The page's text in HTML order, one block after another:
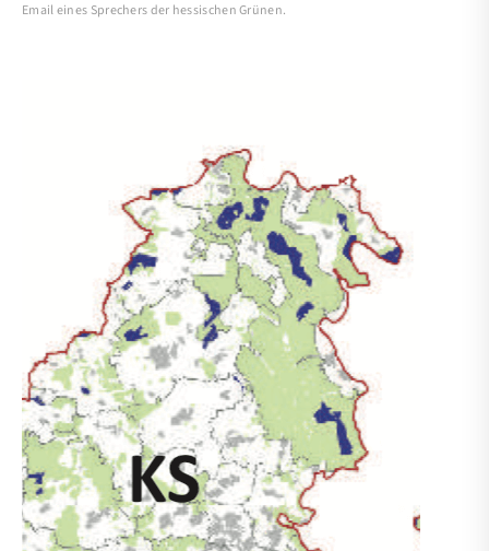
Email eines Sprechers der hessischen Grünen.